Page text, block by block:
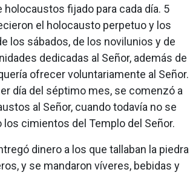
holocaustos fijado para cada día. 5
el holocausto perpetuo y los
los sábados, de los novilunios y de
dedicadas al Señor, además de
ofrecer voluntariamente al Señor.
día del séptimo mes, se comenzó a
al Señor, cuando todavía no se
los cimientos del Templo del Señor.
dinero a los que tallaban la piedra
y se mandaron víveres, bebidas y